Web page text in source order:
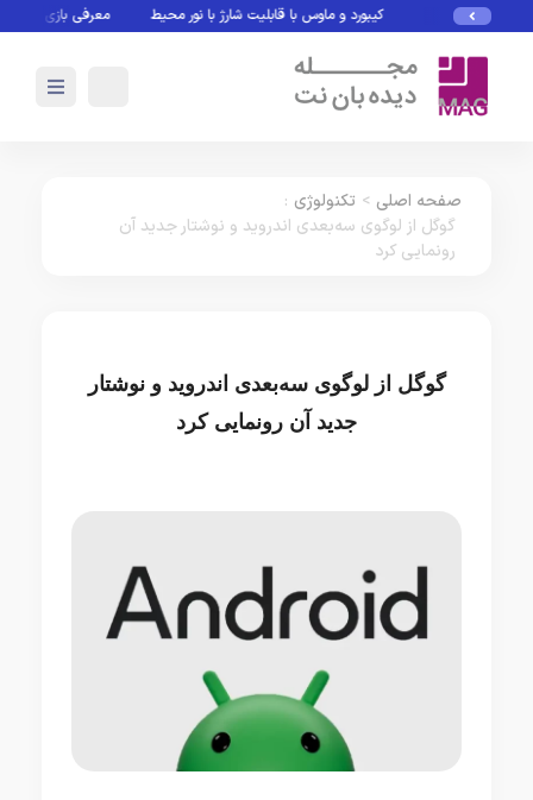
کیبورد و ماوس با قابلیت شارژ با نور محیط معرفی بازی های بدون
صفحه اصلی > تکنولوژی :
گوگل از لوگوی سه‌بعدی اندروید و نوشتار جدید آن
رونمایی کرد
گوگل از لوگوی سه‌بعدی اندروید و نوشتار
جدید آن رونمایی کرد